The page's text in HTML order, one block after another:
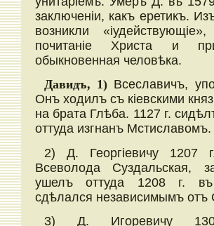
заключеніи, какъ еретикъ.
возникли
почитаніе Христа и
обыкновенная человѣка.
Давидъ, 1) Всеславичъ,
Онъ ходилъ съ кіевскими
на брата Глѣба. 1127 г.
оттуда изгнанъ Мстиславомъ.
2) Д. Георгіевичу 1207
Всеволода Суздальская,
ушелъ оттуда 1208 г.
сдѣлался независимымъ отъ
3) Д. Игоревичу